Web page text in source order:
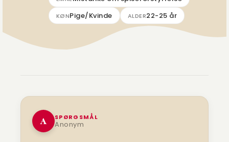
KØNPige/Kvinde ALDER22-25 år
A SPØRGSMÅL
Anonym